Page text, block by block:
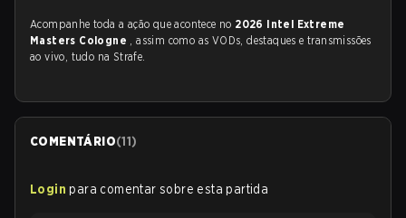
Acompanhe toda a ação que acontece no 2026 Intel Extreme
Masters Cologne , assim como as VODs, destaques e transmissões
ao vivo, tudo na Strafe.
COMENTÁRIO(11)
Login para comentar sobre esta partida